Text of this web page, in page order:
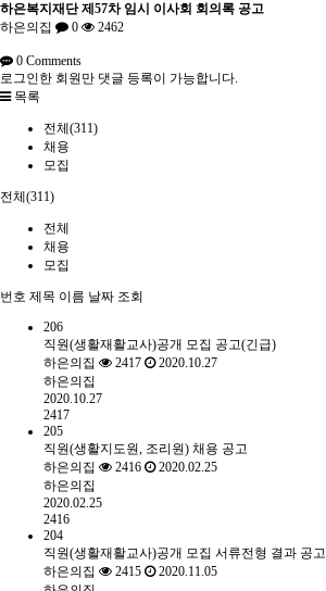
하은복지재단 제57차 임시 이사회 회의록 공고
하은의집
0 2462
0 Comments
로그인한 회원만 댓글 등록이 가능합니다.
목록
전체(311)
채용
모집
전체(311)
전체
채용
모집
번호 제목 이름 날짜 조회
206
직원(생활재활교사)공개 모집 공고(긴급)
하은의집
2417
2020.10.27
하은의집
2020.10.27
2417
205
직원(생활지도원, 조리원) 채용 공고
하은의집
2416
2020.02.25
하은의집
2020.02.25
2416
204
직원(생활재활교사)공개 모집 서류전형 결과 공고
하은의집
2415
2020.11.05